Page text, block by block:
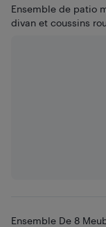
Ensemble de patio
divan et coussins
Ensemble De 8